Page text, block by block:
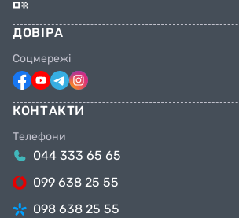
ДОВІРА
Соцмережі
КОНТАКТИ
Телефони
044 333 65 65
099 638 25 55
098 638 25 55